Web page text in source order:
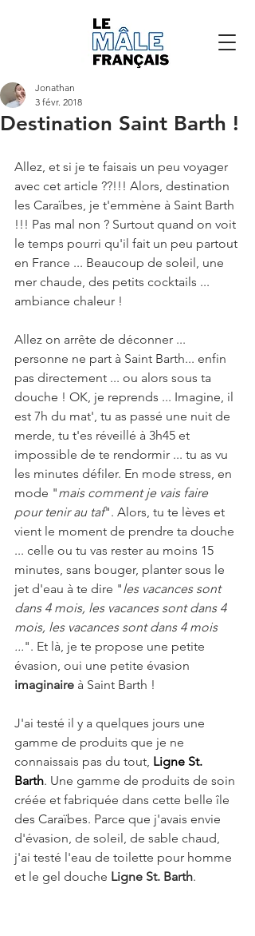
Destination Saint Barth !
Jonathan
3 févr. 2018
Allez, et si je te faisais un peu voyager
avec cet article ??!!! Alors, destination
les Caraïbes, je t'emmène à Saint Barth
!!! Pas mal non ? Surtout quand on voit
le temps pourri qu'il fait un peu partout
en France ... Beaucoup de soleil, une
mer chaude, des petits cocktails ...
ambiance chaleur !
Allez on arrête de déconner ...
personne ne part à Saint Barth... enfin
pas directement ... ou alors sous ta
douche ! OK, je reprends ... Imagine, il
est 7h du mat', tu as passé une nuit de
merde, tu t'es réveillé à 3h45 et
impossible de te rendormir ... tu as vu
les minutes défiler. En mode stress, en
mode "mais comment je vais faire
pour tenir au taf". Alors, tu te lèves et
vient le moment de prendre ta douche
... celle ou tu vas rester au moins 15
minutes, sans bouger, planter sous le
jet d'eau à te dire "les vacances sont
dans 4 mois, les vacances sont dans 4
mois, les vacances sont dans 4 mois
...". Et là, je te propose une petite
évasion, oui une petite évasion
imaginaire à Saint Barth !
J'ai testé il y a quelques jours une
gamme de produits que je ne
connaissais pas du tout, Ligne St.
Barth. Une gamme de produits de soin
créée et fabriquée dans cette belle île
des Caraïbes. Parce que j'avais envie
d'évasion, de soleil, de sable chaud,
j'ai testé l'eau de toilette pour homme
et le gel douche Ligne St. Barth.